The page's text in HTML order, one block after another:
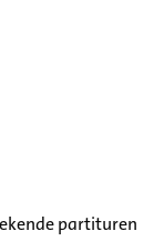
partituren